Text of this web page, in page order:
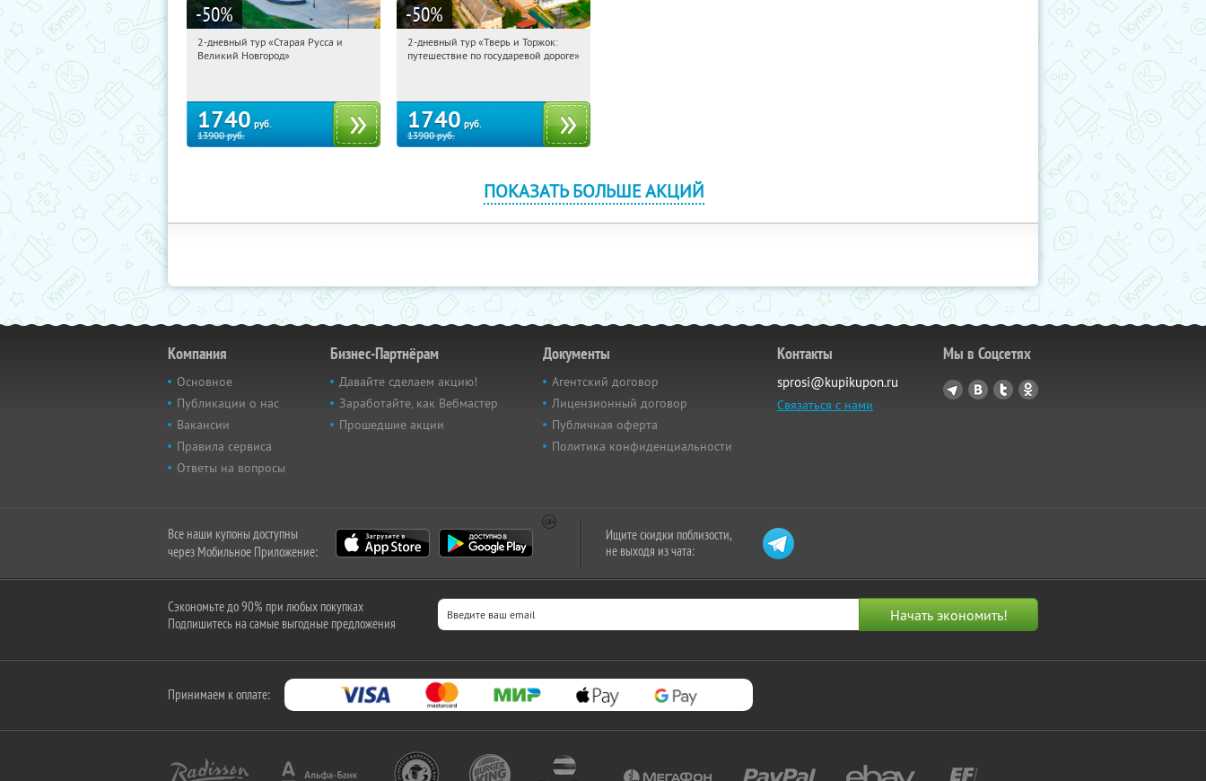
-50%
08:19:40 Купили:
2-дневный тур «Старая Русса и
Великий Новгород»
1740 руб.
13900руб.
-50%
08:19:40 Купили:
2-дневный тур «Тверь и Торжок:
путешествие по государевой дороге»
1740 руб.
13900руб.
ПОКАЗАТЬ БОЛЬШЕ АКЦИЙ
Компания
Основное
Публикации о нас
Вакансии
Правила сервиса
Ответы на вопросы
Бизнес-Партнёрам
Давайте сделаем акцию!
Заработайте, как Вебмастер
Прошедшие акции
Документы
Агентский договор
Лицензионный договор
Публичная оферта
Политика конфиденциальности
Контакты
sprosi@kupikupon.ru
Связаться с нами
Мы в Соцсетях
Все наши купоны доступны
через Мобильное Приложение:
Ищите скидки поблизости,
не выходя из чата:
Сэкономьте до 90% при любых покупках
Подпишитесь на самые выгодные предложения
Принимаем к оплате: